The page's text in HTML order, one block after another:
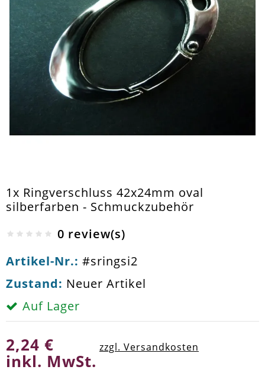
1x Ringverschluss 42x24mm oval
silberfarben - Schmuckzubehör
0 review(s)
Artikel-Nr.: #sringsi2
Zustand: Neuer Artikel
Auf Lager
2,24 €
inkl. MwSt.
zzgl. Versandkosten